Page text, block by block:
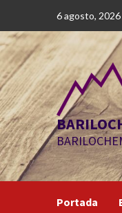
contenido
6 agosto, 2026
Portada